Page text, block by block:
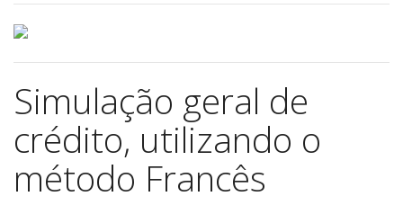
Simulação geral de
crédito, utilizando o
método Francês